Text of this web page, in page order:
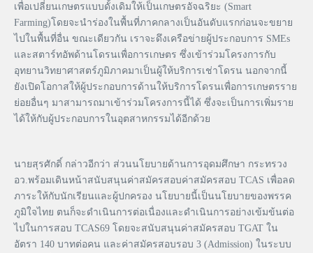
เพื่อเปลี่ยนเกษตรแบบดั้งเดิมให้เป็นเกษตรอัจฉริยะ (Smart
Farming)โดยจะนำร่องในพื้นที่ภาคกลางเป็นอันดับแรกก่อนจะขยาย
ไปในพื้นที่อื่น ขณะเดียวกัน เราจะดึงเครือข่ายผู้ประกอบการ SMEs
และสตาร์ทอัพด้านโดรนเพื่อการเกษตร ซึ่งเข้าร่วมโครงการกับ
อุทยานวิทยาศาสตร์ภูมิภาคมาเป็นผู้ให้บริการเช่าโดรน นอกจากนี้
ยังเปิดโอกาสให้ผู้ประกอบการด้านให้บริการโดรนเพื่อการเกษตรราย
ย่อยอื่นๆ มาสามารถมาเข้าร่วมโครงการนี้ได้ ซึ่งจะเป็นการเพิ่มราย
ได้ให้กับผู้ประกอบการในอุตสาหกรรมได้อีกด้วย
นายสุรศักดิ์ กล่าวอีกว่า ส่วนนโยบายด้านการอุดมศึกษา กระทรวง
อว.พร้อมเดินหน้าสนับสนุนค่าสมัครสอบค่าสมัครสอบ TCAS เพื่อลด
ภาระให้กับนักเรียนและผู้ปกครอง นโยบายนี้เป็นนโยบายของพรรค
ภูมิใจไทย ตนก็จะดำเนินการต่อเนื่องและดำเนินการอย่างเข้มข้นต่อ
ไปในการสอบ TCAS69 โดยจะสนับสนุนค่าสมัครสอบ TGAT ใน
อัตรา 140 บาทต่อคน และค่าสมัครสอบรอบ 3 (Admission) ในระบบ